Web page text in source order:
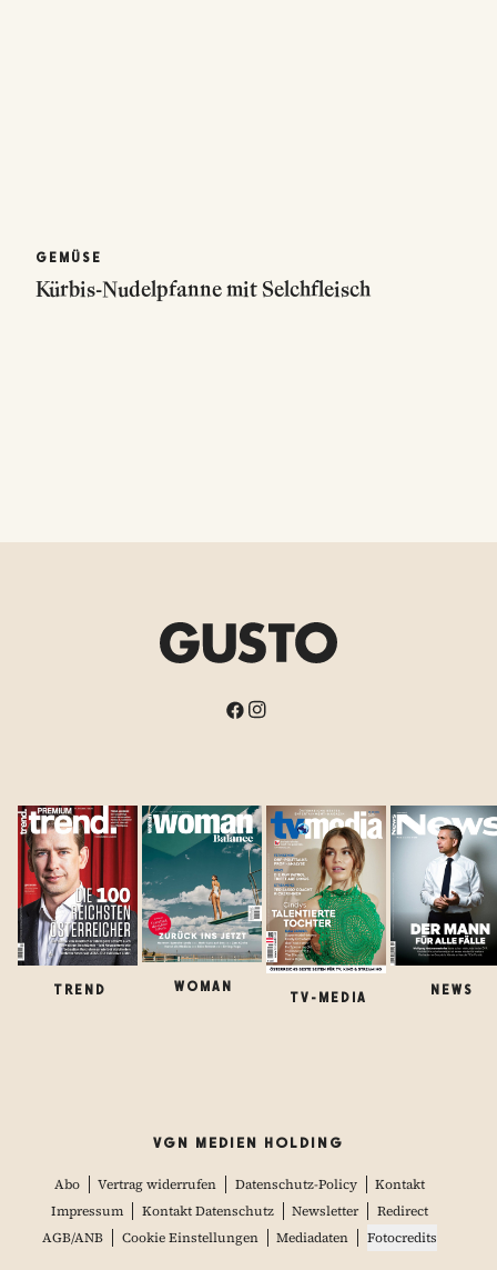
GEMÜSE
Kürbis-Nudelpfanne mit Selchfleisch
TREND WOMAN
TV-MEDIA
NEWS
VGN MEDIEN HOLDING
Abo Vertrag widerrufen Datenschutz-Policy
Kontakt
Impressum
Kontakt Datenschutz Newsletter
Redirect
AGB/ANB
Cookie Einstellungen Mediadaten Fotocredits